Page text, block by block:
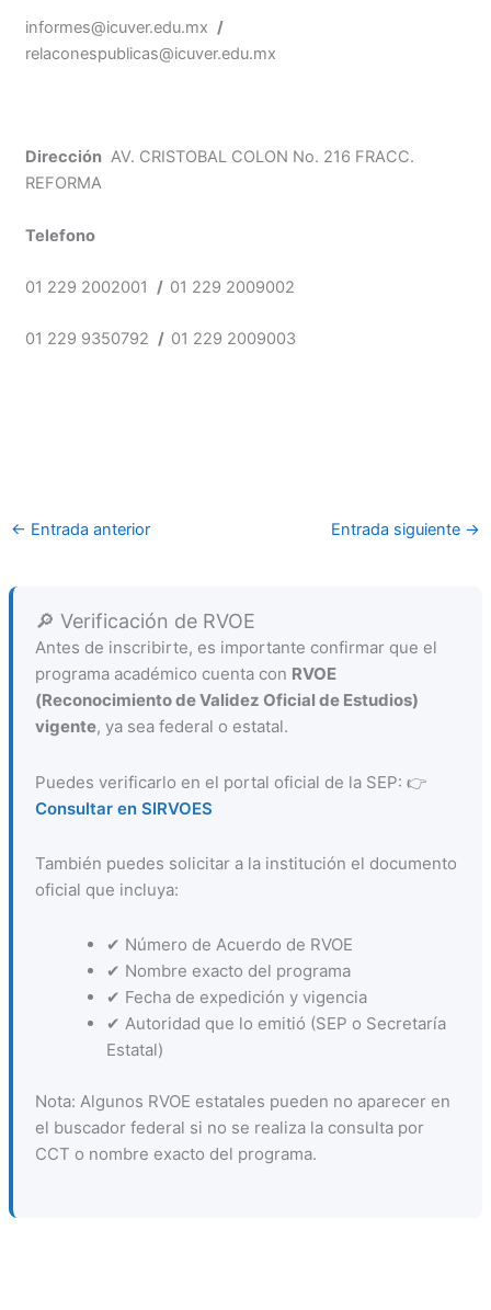
informes@icuver.edu.mx /
relaconespublicas@icuver.edu.mx
Dirección AV. CRISTOBAL COLON No. 216 FRACC.
REFORMA
Telefono
01 229 2002001 / 01 229 2009002
01 229 9350792 / 01 229 2009003
← Entrada anterior Entrada siguiente →
🔎 Verificación de RVOE
Antes de inscribirte, es importante confirmar que el
programa académico cuenta con RVOE
(Reconocimiento de Validez Oficial de Estudios)
vigente, ya sea federal o estatal.
Puedes verificarlo en el portal oficial de la SEP: 👉
Consultar en SIRVOES
También puedes solicitar a la institución el documento
oficial que incluya:
✔ Número de Acuerdo de RVOE
✔ Nombre exacto del programa
✔ Fecha de expedición y vigencia
✔ Autoridad que lo emitió (SEP o Secretaría
Estatal)
Nota: Algunos RVOE estatales pueden no aparecer en
el buscador federal si no se realiza la consulta por
CCT o nombre exacto del programa.